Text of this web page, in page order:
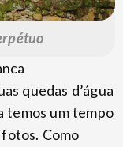
quedas d’água
temos um tempo
Como